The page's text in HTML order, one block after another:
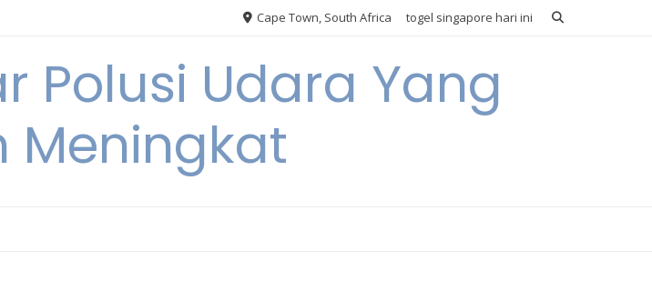
Cape Town, South Africa togel singapore hari ini
Polusi Udara Yang
Meningkat